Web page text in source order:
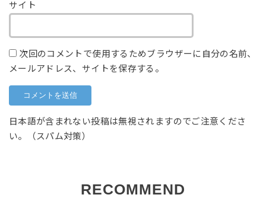
サイト
次回のコメントで使用するためブラウザーに自分の名前、
メールアドレス、サイトを保存する。
日本語が含まれない投稿は無視されますのでご注意くださ
い。（スパム対策）
RECOMMEND